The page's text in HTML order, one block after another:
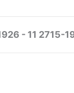
- 11 2715-